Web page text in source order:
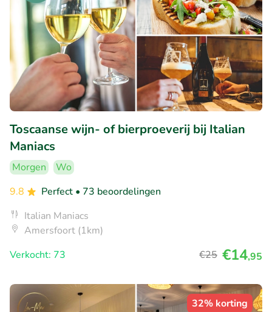
Toscaanse wijn- of bierproeverij bij Italian
Maniacs
Morgen
Wo
9.8
Perfect • 73 beoordelingen
Italian Maniacs
Amersfoort (1km)
Verkocht: 73
€25 €14,95
32% korting